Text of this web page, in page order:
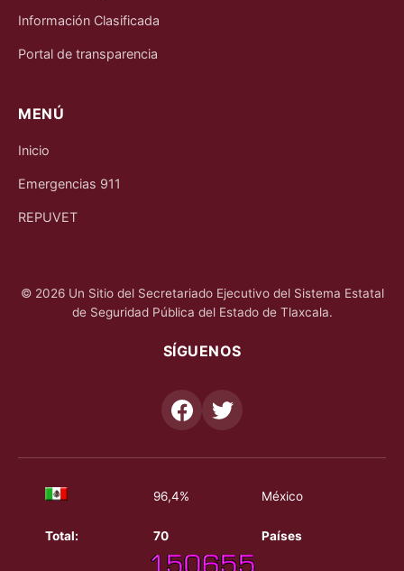
Información Clasificada
Portal de transparencia
MENÚ
Inicio
Emergencias 911
REPUVET
© 2026 Un Sitio del Secretariado Ejecutivo del Sistema Estatal
de Seguridad Pública del Estado de Tlaxcala.
SÍGUENOS
96,4% México
Total: 70 Países